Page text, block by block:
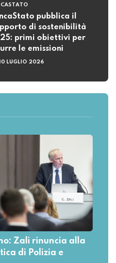
pubblica il
di sostenibilità
primi obiettivi per
le emissioni
LUGLIO 2026
Zali rinuncia alla
di Polizia e